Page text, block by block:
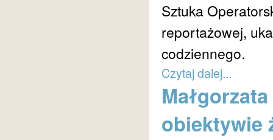
Sztuka
reportażowej,
codziennego.
Czytaj dalej...
obiektywie